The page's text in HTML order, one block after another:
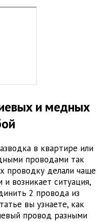
и медных
в квартире или
проводами так
проводку делали чаще
возникает ситуация,
2 провода из
вы узнаете, как
провод разными